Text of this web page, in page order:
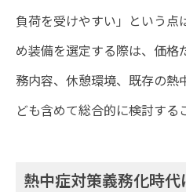
負荷を受けやすい」という点
め装備を選定する際は、価格
務内容、休憩環境、既存の熱
ども含めて総合的に検討する
熱中症対策義務化時